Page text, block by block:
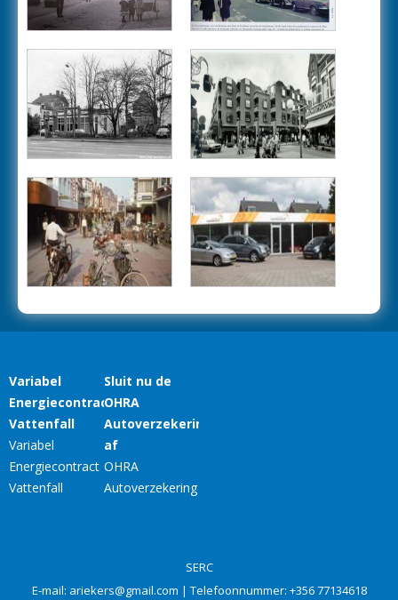
SERC
E-mail: ariekers@gmail.com | Telefoonnummer: +356 77134618